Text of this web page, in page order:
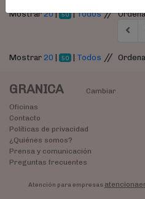
Mostrar20| 50 |Todos//
Mostrar 20 50 | Todos //
GRANICA
Cambiar
Oficinas
Contacto
Políticas de privacidad
¿Quiénes somos?
Prensa y comunicación
Preguntas frecuentes
Atención para empresas